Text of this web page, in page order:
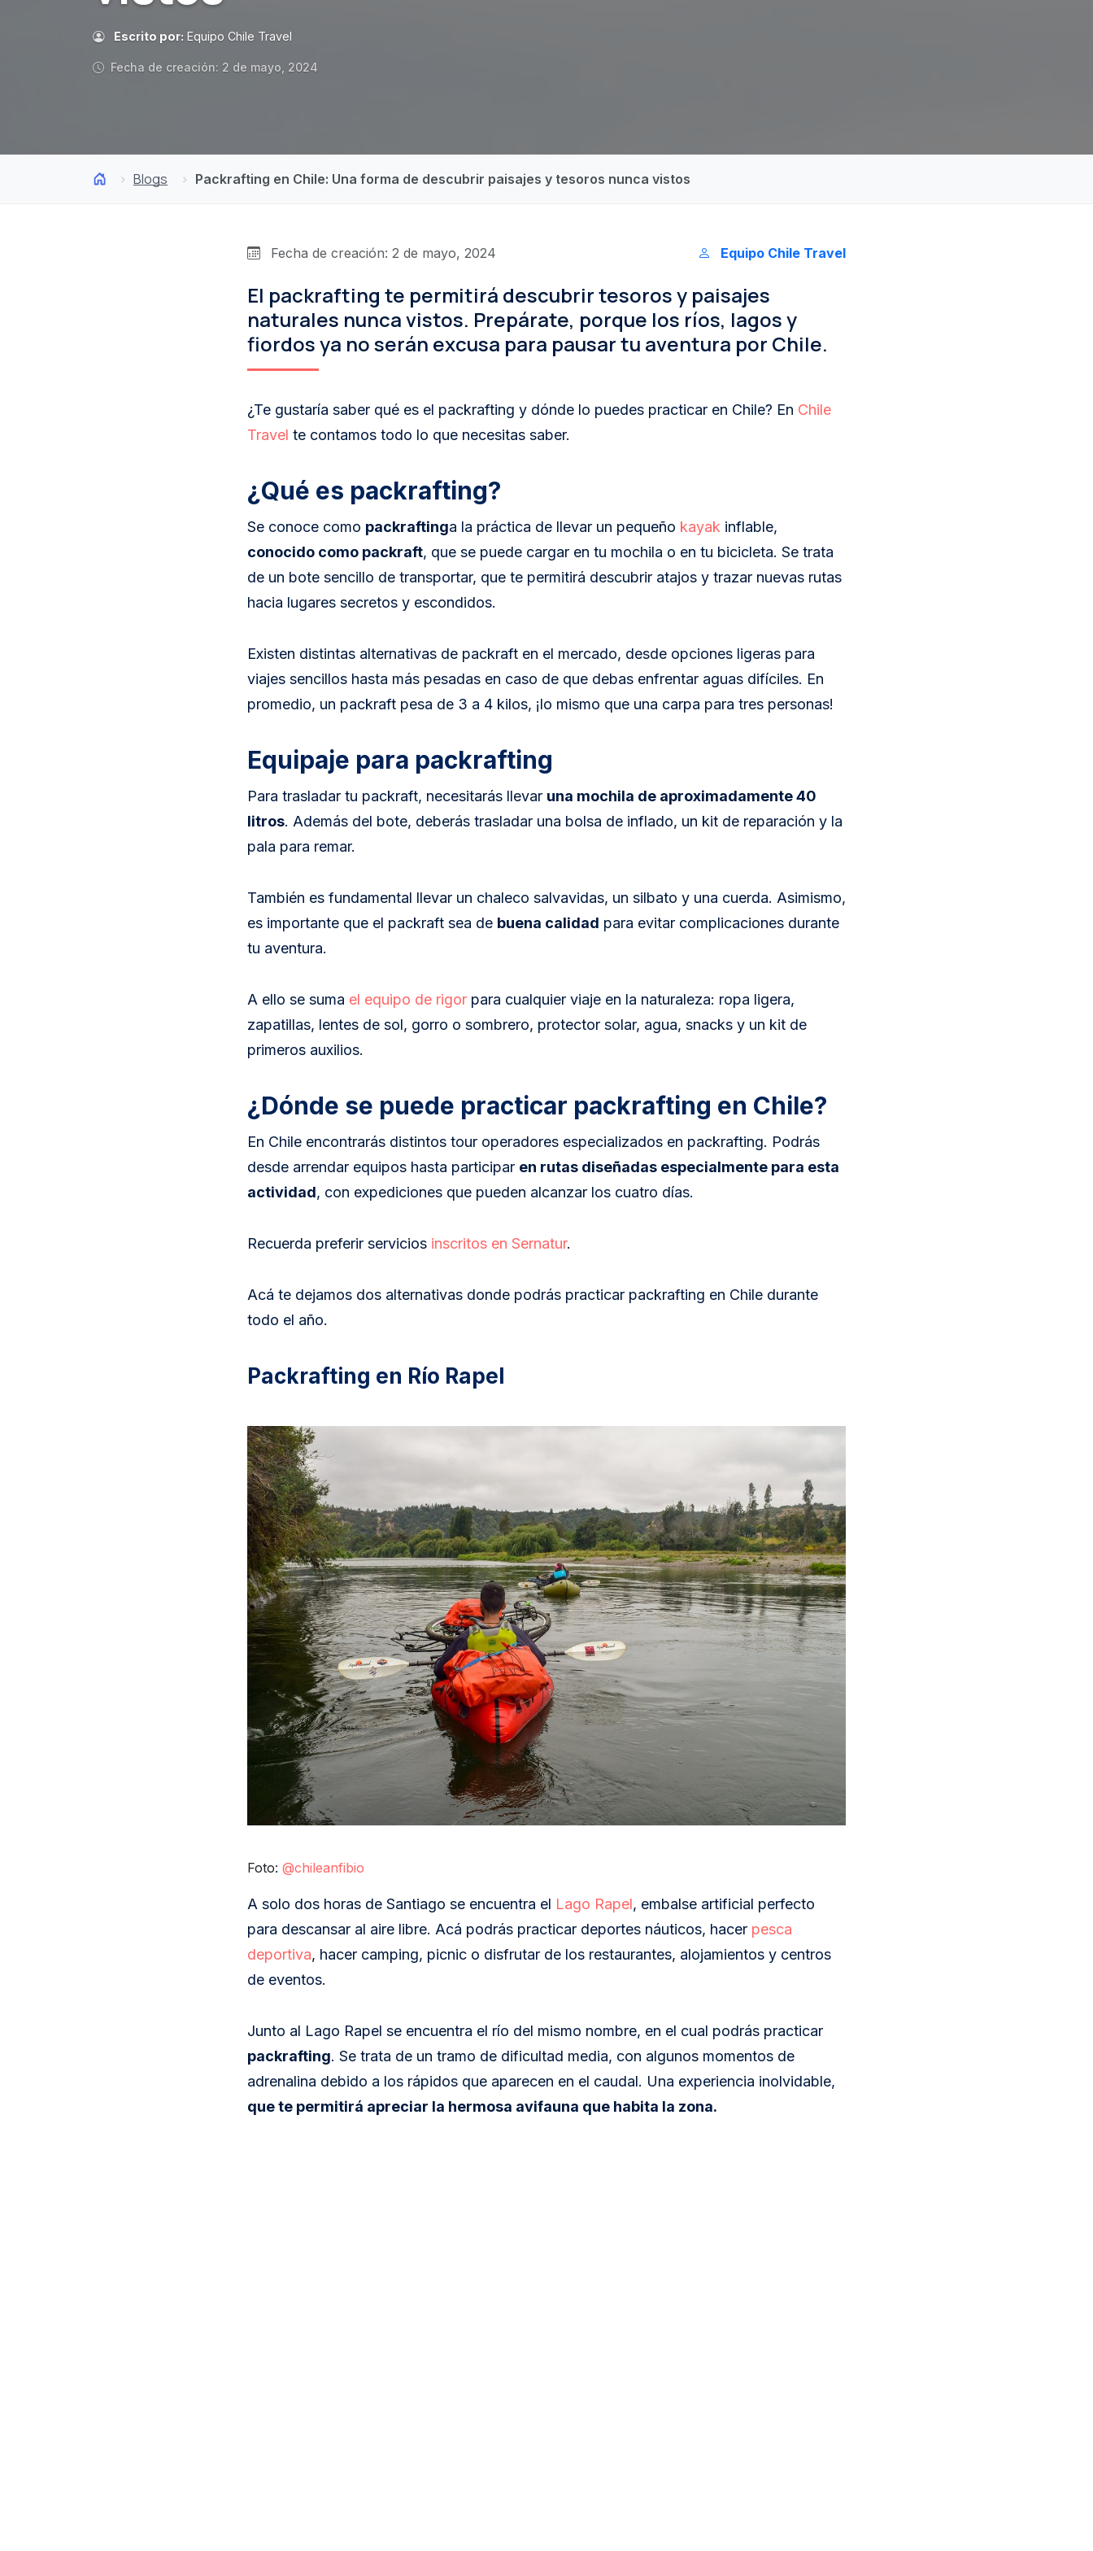
Escrito por: Equipo Chile Travel
Fecha de creación: 2 de mayo, 2024
Blogs Packrafting en Chile: Una forma de descubrir paisajes y tesoros nunca vistos
Fecha de creación: 2 de mayo, 2024 Equipo Chile Travel
El packrafting te permitirá descubrir tesoros y paisajes
naturales nunca vistos. Prepárate, porque los ríos, lagos y
fiordos ya no serán excusa para pausar tu aventura por Chile.
¿Te gustaría saber qué es el packrafting y dónde lo puedes practicar en Chile? En Chile
Travel te contamos todo lo que necesitas saber.
¿Qué es packrafting?
Se conoce como packraftinga la práctica de llevar un pequeño kayak inflable,
conocido como packraft, que se puede cargar en tu mochila o en tu bicicleta. Se trata
de un bote sencillo de transportar, que te permitirá descubrir atajos y trazar nuevas rutas
hacia lugares secretos y escondidos.
Existen distintas alternativas de packraft en el mercado, desde opciones ligeras para
viajes sencillos hasta más pesadas en caso de que debas enfrentar aguas difíciles. En
promedio, un packraft pesa de 3 a 4 kilos, ¡lo mismo que una carpa para tres personas!
Equipaje para packrafting
Para trasladar tu packraft, necesitarás llevar una mochila de aproximadamente 40
litros. Además del bote, deberás trasladar una bolsa de inflado, un kit de reparación y la
pala para remar.
También es fundamental llevar un chaleco salvavidas, un silbato y una cuerda. Asimismo,
es importante que el packraft sea de buena calidad para evitar complicaciones durante
tu aventura.
A ello se suma el equipo de rigor para cualquier viaje en la naturaleza: ropa ligera,
zapatillas, lentes de sol, gorro o sombrero, protector solar, agua, snacks y un kit de
primeros auxilios.
¿Dónde se puede practicar packrafting en Chile?
En Chile encontrarás distintos tour operadores especializados en packrafting. Podrás
desde arrendar equipos hasta participar en rutas diseñadas especialmente para esta
actividad, con expediciones que pueden alcanzar los cuatro días.
Recuerda preferir servicios inscritos en Sernatur.
Acá te dejamos dos alternativas donde podrás practicar packrafting en Chile durante
todo el año.
Packrafting en Río Rapel
Foto: @chileanfibio
A solo dos horas de Santiago se encuentra el Lago Rapel, embalse artificial perfecto
para descansar al aire libre. Acá podrás practicar deportes náuticos, hacer pesca
deportiva, hacer camping, picnic o disfrutar de los restaurantes, alojamientos y centros
de eventos.
Junto al Lago Rapel se encuentra el río del mismo nombre, en el cual podrás practicar
packrafting. Se trata de un tramo de dificultad media, con algunos momentos de
adrenalina debido a los rápidos que aparecen en el caudal. Una experiencia inolvidable,
que te permitirá apreciar la hermosa avifauna que habita la zona.